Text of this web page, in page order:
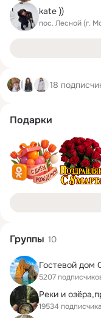
kate ))
пос. Лесной (г.
18
Подарки
Группы 10
5207
Реки и
19534 подписчика